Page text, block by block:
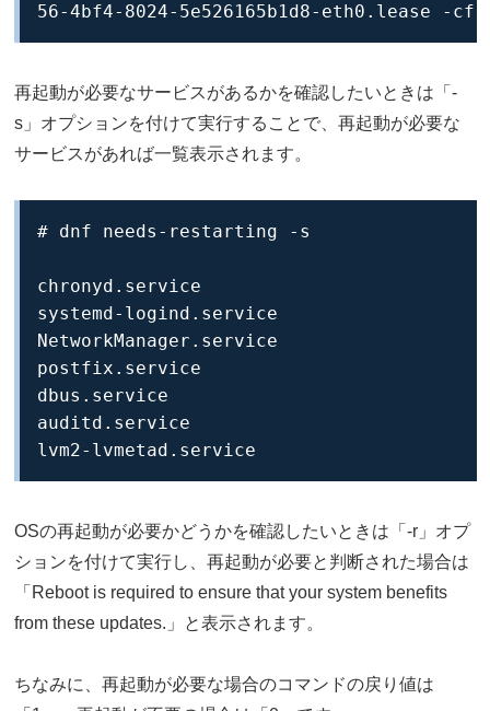
56-4bf4-8024-5e526165b1d8-eth0.lease -
再起動が必要なサービスがあるかを確認したいときは「-
s」オプションを付けて実行することで、再起動が必要な
サービスがあれば一覧表示されます。
# dnf needs-restarting -s
chronyd.service
systemd-logind.service
NetworkManager.service
postfix.service
dbus.service
auditd.service
lvm2-lvmetad.service
OSの再起動が必要かどうかを確認したいときは「-r」オプ
ションを付けて実行し、再起動が必要と判断された場合は
「Reboot is required to ensure that your system benefits
from these updates.」と表示されます。
ちなみに、再起動が必要な場合のコマンドの戻り値は